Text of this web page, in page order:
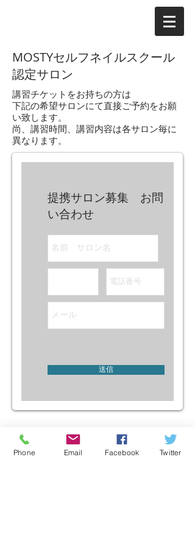
MOSTYセルフネイルスクール
認定サロン
講習チケットをお持ちの方は
下記の希望サロンにて直接ご予約をお願
い致します。
尚、講習時間、講習内容は各サロン毎に
異なります。
提携サロン募集 お問
い合わせ
送信
全国 >群馬県
Phone Email Facebook Twitter